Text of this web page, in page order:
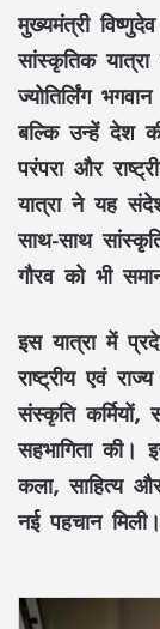
मुख्यमंत्री
सांस्कृतिक यात्रा
ज्योतिर्लिंग
बल्कि उन्हें देश
परंपराऔर
यात्रा ने यह
साथ-साथ
गौरवको भी
इस यात्रा में
राष्ट्रीय एवं
संस्कृति कर्मियों,
सहभागिता
कला, साहित्य
नई पहचान मिली।